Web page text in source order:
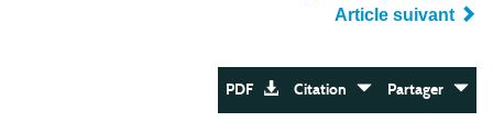
Article suivant
PDF Citation Partager